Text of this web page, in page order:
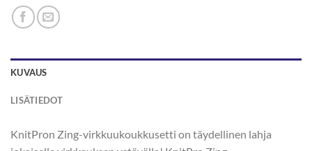
KUVAUS
LISÄTIEDOT
KnitPron Zing-virkkuukoukkusetti on täydellinen lahja